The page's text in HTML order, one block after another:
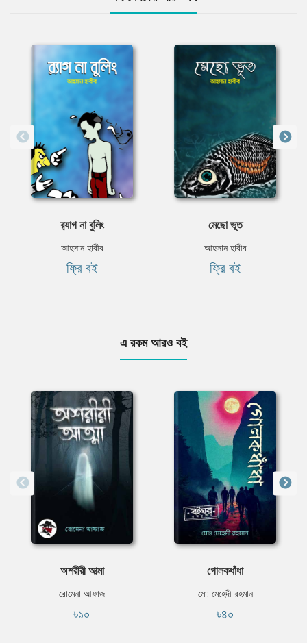
র‍্যাগ না বুলিং
আহসান হাবীব
ফ্রি বই
মেছো ভূত
আহসান হাবীব
ফ্রি বই
এ রকম আরও বই
অশরীরী আত্মা
রোমেনা আফাজ
৳১০
গোলকধাঁধা
মো: মেহেদী রহমান
৳৪০